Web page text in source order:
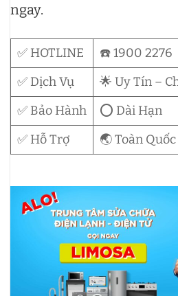
ngay.
✅ HOTLINE
☎️ 1900 2276
✅ Dịch Vụ
🌟 Uy Tín –
✅ Bảo Hành
⭕ Dài Hạn
✅ Hỗ Trợ
🌏 Toàn Quốc